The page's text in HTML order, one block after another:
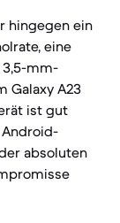
hingegen ein
eine
mm-
Galaxy A23
ist gut
absoluten